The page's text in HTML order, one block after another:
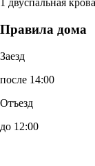
1 двуспальная
Правила дома
Заезд
после 14:00
Отъезд
до 12:00